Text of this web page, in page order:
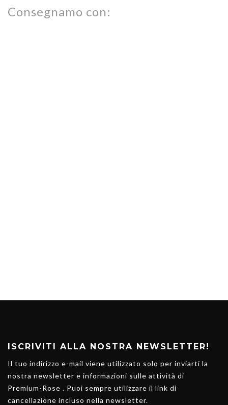
Consegnamo con:
ISCRIVITI ALLA NOSTRA NEWSLETTER!
Il tuo indirizzo e-mail viene utilizzato solo per inviarti la
nostra newsletter e informazioni sulle attività di
Premium-Rose . Puoi sempre utilizzare il link di
cancellazione incluso nella newsletter.